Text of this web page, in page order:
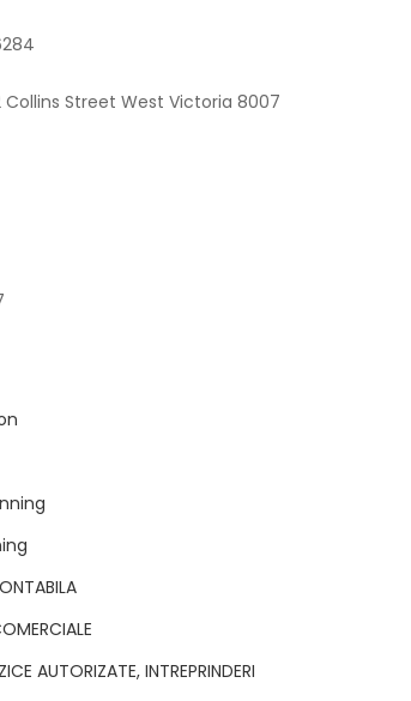
Collins Street West Victoria 8007
AUTORIZATE, INTREPRINDERI